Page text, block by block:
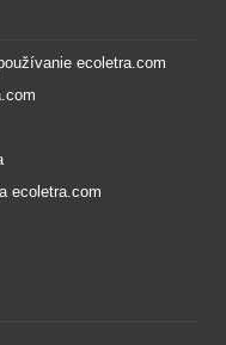
ecoletra.com
ecoletra.com